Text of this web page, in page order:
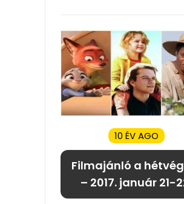
10 ÉV AGO
Filmajánló a
– 2017. január 21-